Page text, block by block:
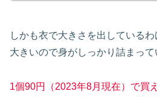
しかも衣で大きさを出している
大きいので身がしっかり詰まって
1個90円（2023年8月現在）で買